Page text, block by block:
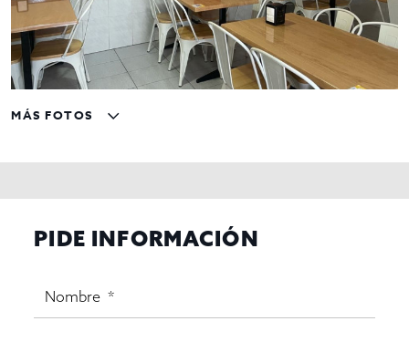
MÁS FOTOS
PIDE INFORMACIÓN